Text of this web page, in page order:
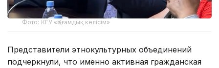
Фото: КГУ «Қоғамдық келісім»
Представители этнокультурных объединений
подчеркнули, что именно активная гражданская